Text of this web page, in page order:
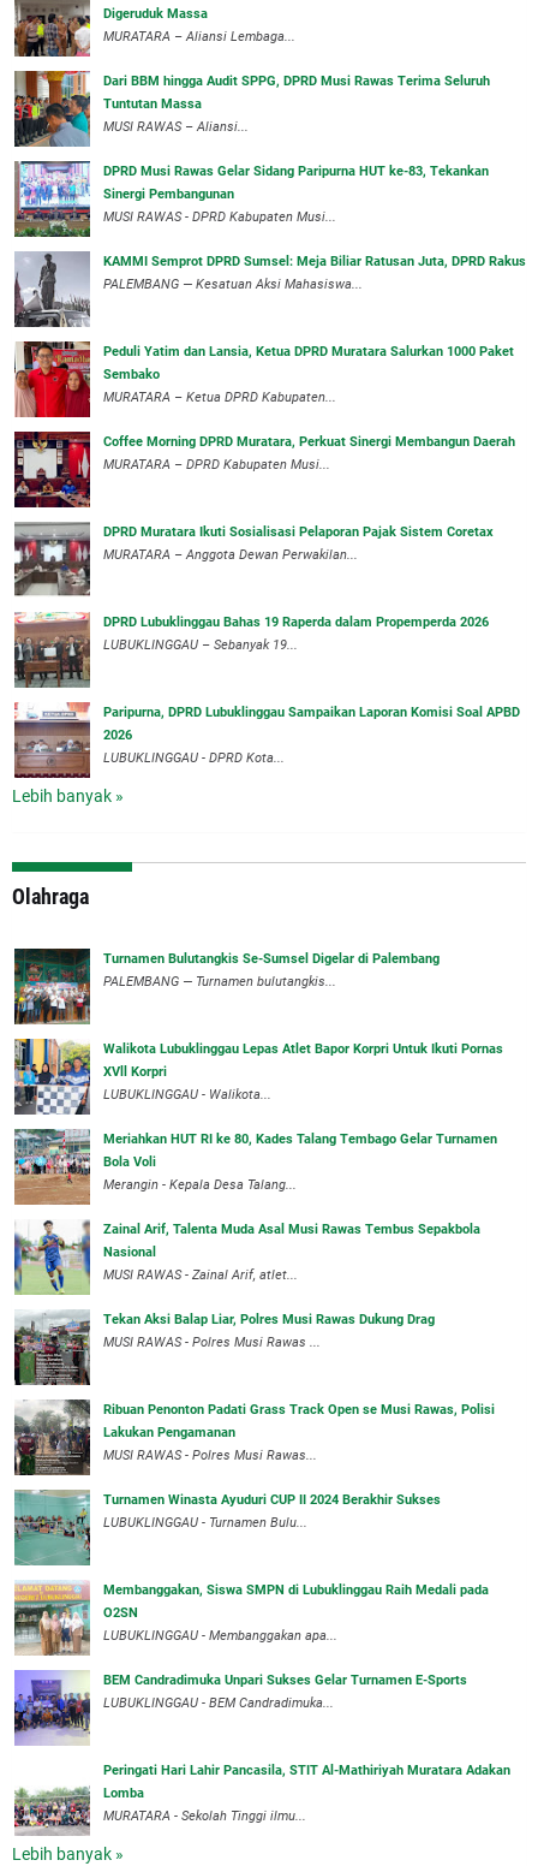
Digeruduk Massa
‎MURATARA – Aliansi Lembaga...
Dari BBM hingga Audit SPPG, DPRD Musi Rawas Terima Seluruh
Tuntutan Massa
MUSI RAWAS – Aliansi...
DPRD Musi Rawas Gelar Sidang Paripurna HUT ke-83, Tekankan
Sinergi Pembangunan
MUSI RAWAS - DPRD Kabupaten Musi...
KAMMI Semprot DPRD Sumsel: Meja Biliar Ratusan Juta, DPRD Rakus
PALEMBANG — Kesatuan Aksi Mahasiswa...
Peduli Yatim dan Lansia, Ketua DPRD Muratara Salurkan 1000 Paket
Sembako
MURATARA – Ketua DPRD Kabupaten...
Coffee Morning DPRD Muratara, Perkuat Sinergi Membangun Daerah
MURATARA – DPRD Kabupaten Musi...
DPRD Muratara Ikuti Sosialisasi Pelaporan Pajak Sistem Coretax
MURATARA – Anggota Dewan Perwakilan...
DPRD Lubuklinggau Bahas 19 Raperda dalam Propemperda 2026
LUBUKLINGGAU – Sebanyak 19...
Paripurna, DPRD Lubuklinggau Sampaikan Laporan Komisi Soal APBD
2026
LUBUKLINGGAU - DPRD Kota...
Lebih banyak »
Olahraga
Turnamen Bulutangkis Se-Sumsel Digelar di Palembang
PALEMBANG — Turnamen bulutangkis...
Walikota Lubuklinggau Lepas Atlet Bapor Korpri Untuk Ikuti Pornas
XVll Korpri
LUBUKLINGGAU - Walikota...
Meriahkan HUT RI ke 80, Kades Talang Tembago Gelar Turnamen
Bola Voli
Merangin - Kepala Desa Talang...
Zainal Arif, Talenta Muda Asal Musi Rawas Tembus Sepakbola
Nasional
MUSI RAWAS - Zainal Arif, atlet...
Tekan Aksi Balap Liar, Polres Musi Rawas Dukung Drag
MUSI RAWAS - Polres Musi Rawas ...
Ribuan Penonton Padati Grass Track Open se Musi Rawas, Polisi
Lakukan Pengamanan
MUSI RAWAS - Polres Musi Rawas...
Turnamen Winasta Ayuduri CUP II 2024 Berakhir Sukses
LUBUKLINGGAU - Turnamen Bulu...
Membanggakan, Siswa SMPN di Lubuklinggau Raih Medali pada
O2SN
LUBUKLINGGAU - Membanggakan apa...
BEM Candradimuka Unpari Sukses Gelar Turnamen E-Sports
LUBUKLINGGAU - BEM Candradimuka...
Peringati Hari Lahir Pancasila, STIT Al-Mathiriyah Muratara Adakan
Lomba
MURATARA - Sekolah Tinggi ilmu...
Lebih banyak »